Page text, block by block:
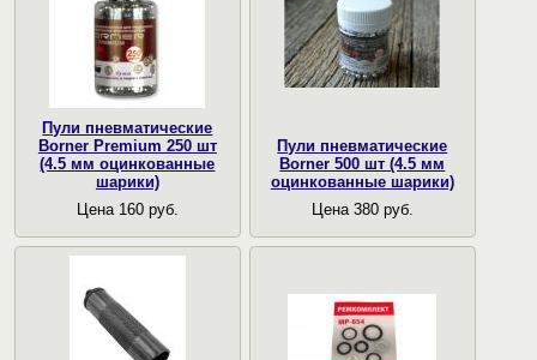
Пули пневматические
Borner Premium 250 шт
(4.5 мм оцинкованные
шарики)
Цена 160 руб.
Пули пневматические
Borner 500 шт (4.5 мм
оцинкованные шарики)
Цена 380 руб.